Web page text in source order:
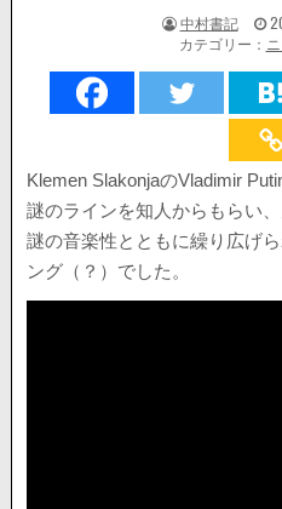
著
者:
中村書記
掲
載
カテゴリー：
Klemen SlakonjaのVladimir
謎のラインを知人からもらい、
謎の音楽性とともに繰り広げ
ング（？）でした。